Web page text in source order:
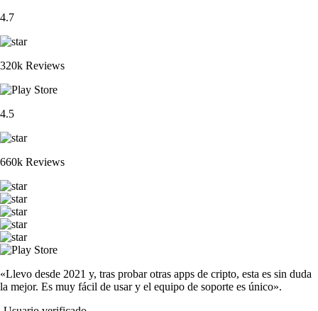
4.7
320k Reviews
4.5
660k Reviews
«Llevo desde 2021 y, tras probar otras apps de cripto, esta es sin duda
la mejor. Es muy fácil de usar y el equipo de soporte es único».